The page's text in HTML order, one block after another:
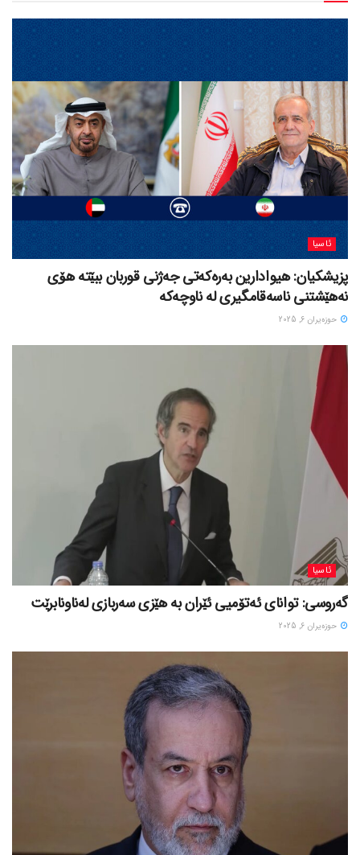
ئاسیا
پزیشکیان: هیوادارین بەرەکەتی جەژنی قوربان ببێتە هۆی
نەهێشتنی ناسەقامگیری لە ناوچەکە
حوزه‌یران 6, 2025
ئاسیا
گەروسی: توانای ئەتۆمیی ئێران بە هێزی سەربازی لەناونابرێت
حوزه‌یران 6, 2025